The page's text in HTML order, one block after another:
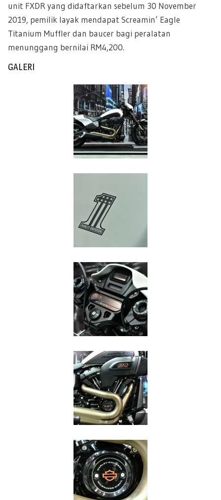
unit FXDR yang didaftarkan sebelum 30 November
2019, pemilik layak mendapat Screamin’ Eagle
Titanium Muffler dan baucer bagi peralatan
menunggang bernilai RM4,200.
GALERI